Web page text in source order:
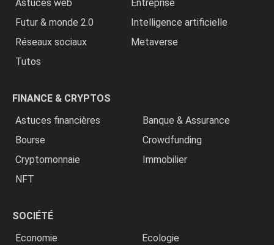
Astuces web
Entreprise
Futur & monde 2.0
Intelligence artificielle
Réseaux sociaux
Metaverse
Tutos
FINANCE & CRYPTOS
Astuces financières
Banque & Assurance
Bourse
Crowdfunding
Cryptomonnaie
Immobilier
NFT
SOCIÉTÉ
Economie
Ecologie